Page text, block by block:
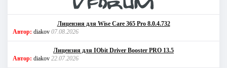
Лицензия для Wise Care 365 Pro 8.0.4.732
Автор: diakov 07.08.2026
Лицензия для IObit Driver Booster PRO 13.5
Автор: diakov 22.07.2026